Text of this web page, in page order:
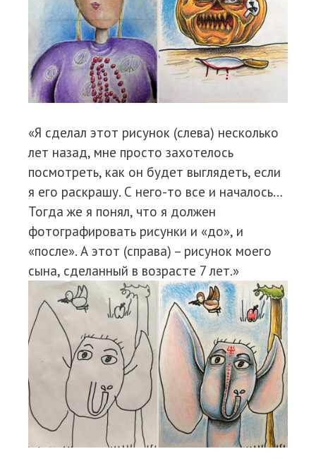
«Я сделал этот рисунок (слева) несколько
лет назад, мне просто захотелось
посмотреть, как он будет выглядеть, если
я его раскрашу. С него-то все и началось…
Тогда же я понял, что я должен
фотографировать рисунки и «до», и
«после». А этот (справа) – рисунок моего
сына, сделанный в возрасте 7 лет.»